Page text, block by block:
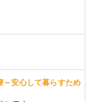
～安心して暮らすため